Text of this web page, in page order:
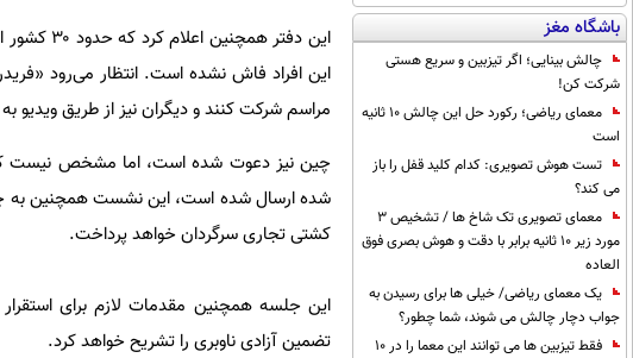
باشگاه مغز
چالش بینایی؛ اگر تیزبین و سریع هستی
شرکت کن!
معمای ریاضی؛ رکورد حل این چالش 10 ثانیه
است
تست هوش تصویری: کدام کلید قفل را باز
می کند؟
معمای تصویری تک شاخ ها / تشخیص 3
مورد زیر 10 ثانیه برابر با دقت و هوش بصری فوق
العاده
یک معمای ریاضی/ خیلی ها برای رسیدن به
جواب دچار چالش می شوند، شما چطور؟
فقط تیزبین ها می توانند این معما را در 10
این
این افراد فاش نشده است. انتظار می‌رود
مراسم شرکت کنند و دیگران نیز از طریق ویدیو به
چین نیز دعوت شده است، اما مشخص نیست
کشتی تجاری سرگردان خواهد پرداخت.
این جلسه همچنین مقدمات لازم برای
تضمین آزادی ناوبری را تشریح خواهد کرد.